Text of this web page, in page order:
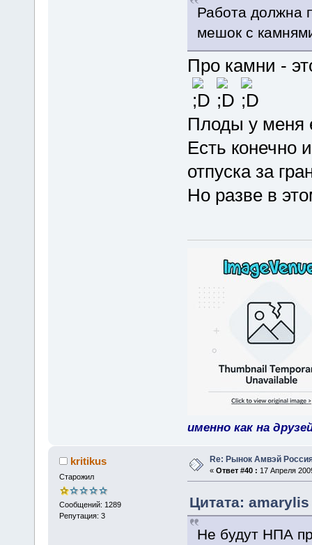
Работа должна
мешок с
Про камни -
Плоды у меня
Есть конечно
отпуска за
Но разве в
именно как на
kritikus
Старожил
Сообщений: 1289
Репутация: 3
Re: Рынок Амвэй
« Ответ #40 : 17 Апреля
Цитата:
Не будут НПА